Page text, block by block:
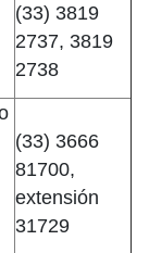
(33) 3819
2737, 3819
2738
(33) 3666
81700,
extensión
31729